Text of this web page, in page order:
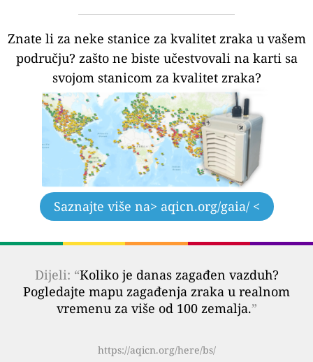
Znate li za neke stanice za kvalitet zraka u vašem
području? zašto ne biste učestvovali na karti sa
svojom stanicom za kvalitet zraka?
Saznajte više na> aqicn.org/gaia/ <
Dijeli: “Koliko je danas zagađen vazduh?
Pogledajte mapu zagađenja zraka u realnom
vremenu za više od 100 zemalja.”
https://aqicn.org/here/bs/